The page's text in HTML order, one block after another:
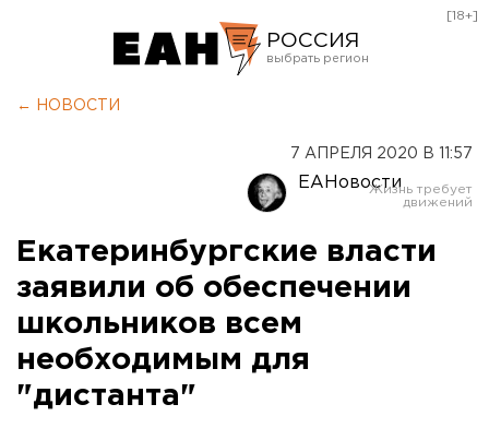
РОССИЯ
Оренбург
[18+]
← НОВОСТИ
7 АПРЕЛЯ 2020 В 11:57
ЕАНовости
Екатеринбургские власти
заявили об обеспечении
школьников всем
необходимым для
"дистанта"